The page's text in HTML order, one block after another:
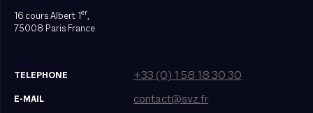
16 cours Albert 1er,
75008 Paris France
TELEPHONE +33 (0) 1 58 18 30 30
E-MAIL contact@svz.fr